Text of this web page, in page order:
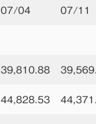
07/04
07/11
39,810.88
44,828.53